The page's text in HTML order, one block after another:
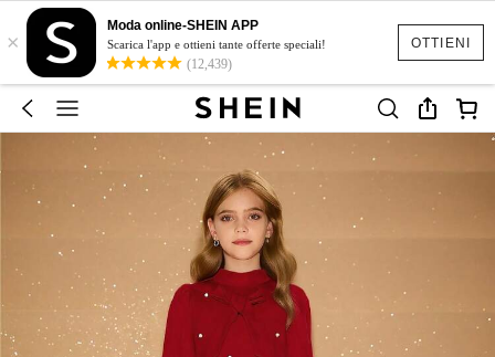
OTTIENI
×
Moda online-SHEIN APP
Scarica l'app e ottieni tante offerte speciali!
(12,439)